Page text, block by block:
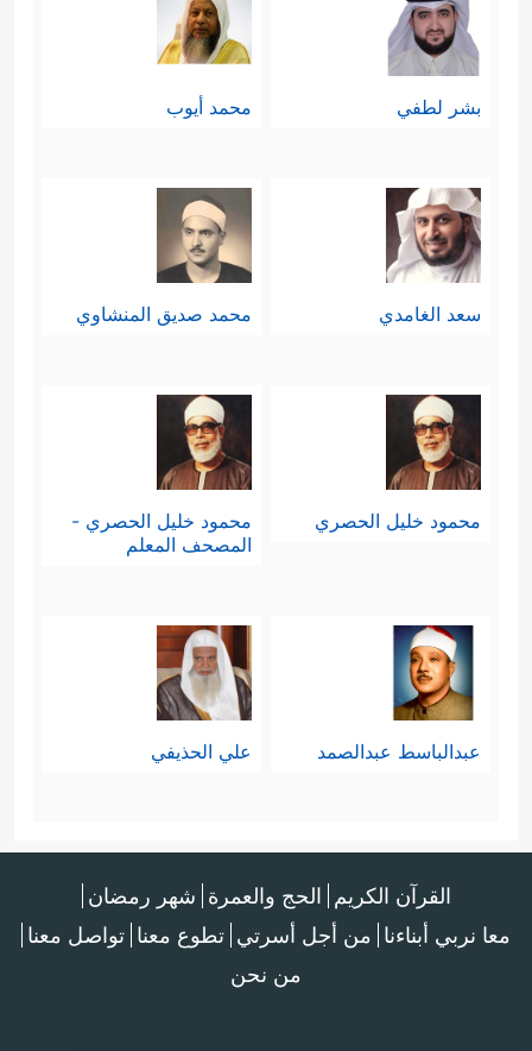
بشر لطفي محمد أيوب
سعد الغامدي محمد صديق المنشاوي
محمود خليل الحصري
محمود خليل الحصري -
المصحف المعلم
عبدالباسط عبدالصمد علي الحذيفي
القرآن الكريم الحج والعمرة شهر رمضان
معا نربي أبناءنا من أجل أسرتي تطوع معنا تواصل معنا
من نحن